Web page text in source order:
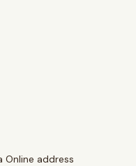
Online address